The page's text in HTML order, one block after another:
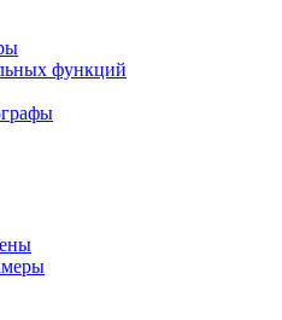
функций